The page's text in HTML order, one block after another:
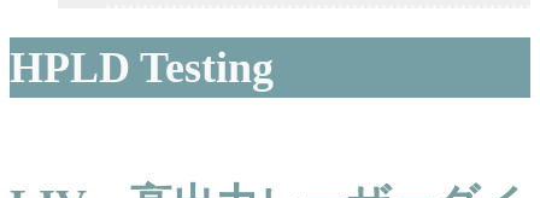
HPLD Testing